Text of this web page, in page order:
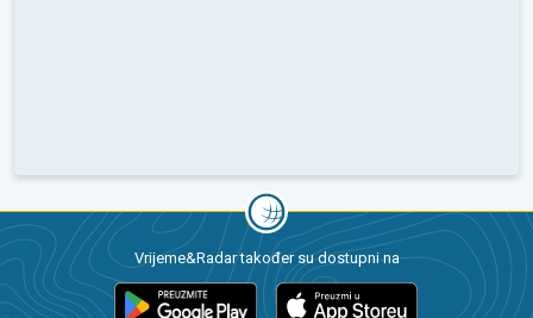
Vrijeme&Radar također su dostupni na